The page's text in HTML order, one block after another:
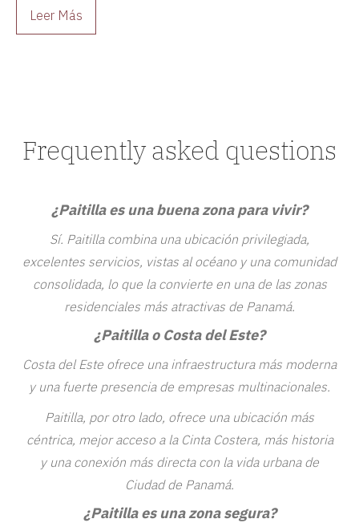
inspirada en el diseño europeo atemporal.
Leer Más
Frequently asked questions
¿Paitilla es una buena zona para vivir?
Sí. Paitilla combina una ubicación privilegiada,
excelentes servicios, vistas al océano y una comunidad
consolidada, lo que la convierte en una de las zonas
residenciales más atractivas de Panamá.
¿Paitilla o Costa del Este?
Costa del Este ofrece una infraestructura más moderna
y una fuerte presencia de empresas multinacionales.
Paitilla, por otro lado, ofrece una ubicación más
céntrica, mejor acceso a la Cinta Costera, más historia
y una conexión más directa con la vida urbana de
Ciudad de Panamá.
¿Paitilla es una zona segura?